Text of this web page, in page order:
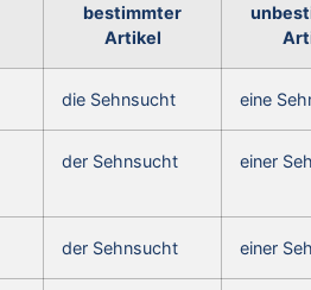
bestimmter
Artikel
die Sehnsucht eine
der Sehnsucht einer
der Sehnsucht einer